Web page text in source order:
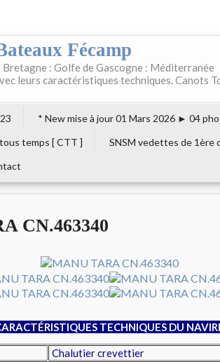
Fécamp
: Golfe de Gascogne : Méditerranée
leurs caractéristiques techniques. Canots
* New mise à jour 01 Mars 2026 ► 04
temps [ CTT ]
SNSM vedettes de 1ère
CN.463340
TECHNIQUES DU
Chalutier crevettier